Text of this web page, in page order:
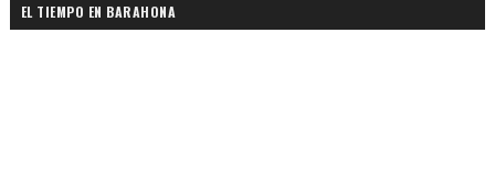
EL TIEMPO EN BARAHONA